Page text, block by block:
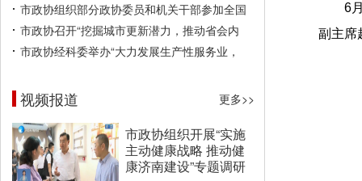
市政协组织部分政协委员和机关干部参加全国
市政协召开“挖掘城市更新潜力，推动省会内
市政协经科委举办“大力发展生产性服务业，
视频报道 更多>>
市政协组织开展“实施
主动健康战略 推动健
康济南建设”专题调研
6
副主席